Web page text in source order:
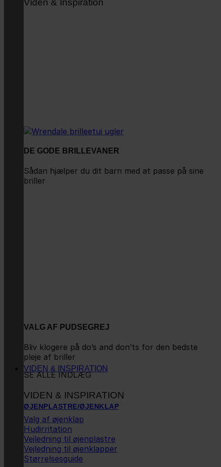
Viden & Inspiration
DE GODE BRILLEVANER
Sådan hjælper du dit barn med at passe på sine
briller
VALG AF PUDSEGREJ
Bliv klogere på do’s and don’ts for den bedste
pleje af briller
SE ALLE INDLÆG
VIDEN & INSPIRATION
VIDEN & INSPIRATION
ØJENPLASTRE/ØJENKLAP
Valg af øjenklap
Hudirritation
Vejledning til øjenplastre
Vejledning til øjenklapper
Størrelsesguide